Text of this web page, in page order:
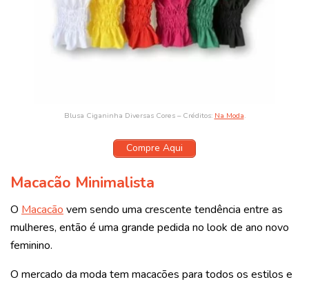
Blusa Ciganinha Diversas Cores – Créditos: Na Moda.
Compre Aqui
Macacão Minimalista
O Macacão vem sendo uma crescente tendência entre as
mulheres, então é uma grande pedida no look de ano novo
feminino.
O mercado da moda tem macacões para todos os estilos e